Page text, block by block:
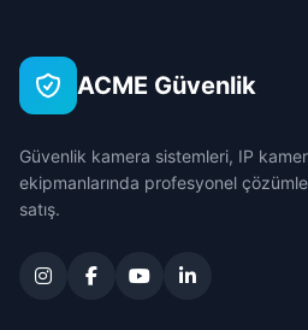
Çorum
Denizli
Edirne
Fatih
Fırat
Girne
ACME Güvenlik
Güvenlik kamera sistemleri, IP
ekipmanlarında profesyonel
satış.